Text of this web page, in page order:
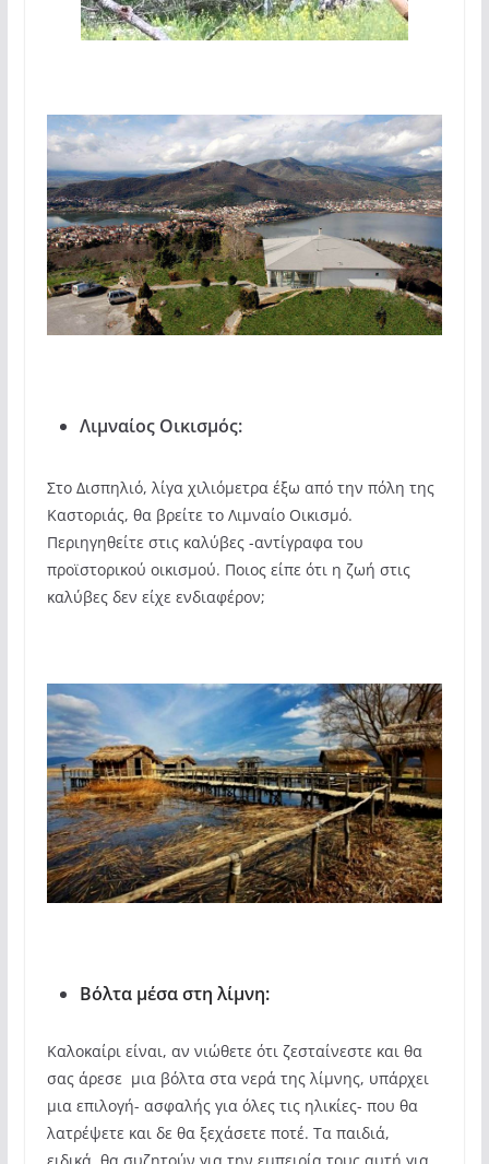
Λιμναίος Οικισμός:
Στο Δισπηλιό, λίγα χιλιόμετρα έξω από την πόλη της
Καστοριάς, θα βρείτε το Λιμναίο Οικισμό.
Περιηγηθείτε στις καλύβες -αντίγραφα του
προϊστορικού οικισμού. Ποιος είπε ότι η ζωή στις
καλύβες δεν είχε ενδιαφέρον;
Βόλτα μέσα στη λίμνη:
Καλοκαίρι είναι, αν νιώθετε ότι ζεσταίνεστε και θα
σας άρεσε μια βόλτα στα νερά της λίμνης, υπάρχει
μια επιλογή- ασφαλής για όλες τις ηλικίες- που θα
λατρέψετε και δε θα ξεχάσετε ποτέ. Τα παιδιά,